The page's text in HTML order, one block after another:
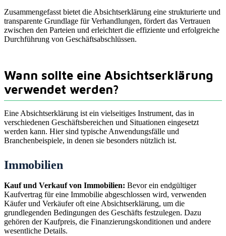
Zusammengefasst bietet die Absichtserklärung eine strukturierte und
transparente Grundlage für Verhandlungen, fördert das Vertrauen
zwischen den Parteien und erleichtert die effiziente und erfolgreiche
Durchführung von Geschäftsabschlüssen.
Wann sollte eine Absichtserklärung
verwendet werden?
Eine Absichtserklärung ist ein vielseitiges Instrument, das in
verschiedenen Geschäftsbereichen und Situationen eingesetzt
werden kann. Hier sind typische Anwendungsfälle und
Branchenbeispiele, in denen sie besonders nützlich ist.
Immobilien
Kauf und Verkauf von Immobilien: Bevor ein endgültiger
Kaufvertrag für eine Immobilie abgeschlossen wird, verwenden
Käufer und Verkäufer oft eine Absichtserklärung, um die
grundlegenden Bedingungen des Geschäfts festzulegen. Dazu
gehören der Kaufpreis, die Finanzierungskonditionen und andere
wesentliche Details.